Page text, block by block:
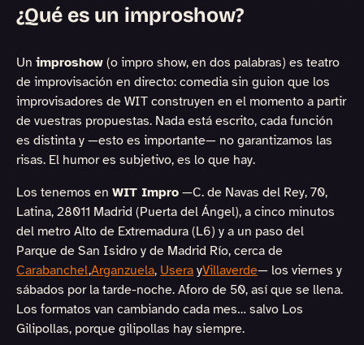
¿Qué es un improshow?
Unimproshow (o impro show, en dos palabras) es teatro
de improvisación en directo: comedia sin guion que los
improvisadores de WIT construyen en el momento a partir
de vuestras propuestas. Nada está escrito, cada función
es distinta y —esto es importante— no garantizamos las
risas. El humor es subjetivo, es lo que hay.
Los tenemos enWIT Impro —C. de Navas del Rey, 70,
Latina, 28011 Madrid (Puerta del Ángel), a cinco minutos
del metro Alto de Extremadura (L6) y a un paso del
Parque de San Isidro y de Madrid Río, cerca de
Carabanchel,Arganzuela, Usera yVillaverde— los viernes y
sábados por la tarde-noche. Aforo de 50, así que se llena.
Los formatos van cambiando cada mes… salvo Los
Gilipollas, porque gilipollas hay siempre.